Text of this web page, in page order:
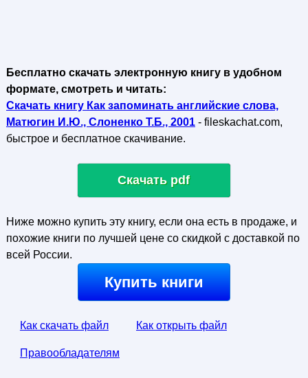
Бесплатно скачать электронную книгу в удобном
формате, смотреть и читать:
Скачать книгу Как запоминать английские слова,
Матюгин И.Ю., Слоненко Т.Б., 2001- fileskachat.com,
быстрое и бесплатное скачивание.
Скачать pdf
Ниже можно купить эту книгу, если она есть в продаже, и
похожие книги по лучшей цене со скидкой с доставкой по
всей России.
Купить книги
Как скачать файл Как открыть файл
Правообладателям